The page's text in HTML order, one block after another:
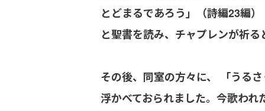
とどまるであろう」（詩編23編）
と聖書を読み、チャプレンが祈
その後、同室の方々に、 「うる
浮かべておられました。今歌わ